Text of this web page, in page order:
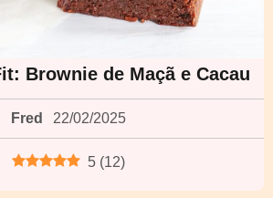
Brownie de Maçã e Cacau
Fred 22/02/2025
5 (12)